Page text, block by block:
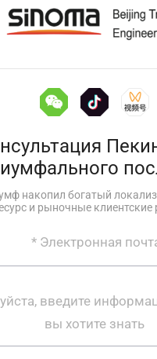
накопил богатый
и рыночные клиентские